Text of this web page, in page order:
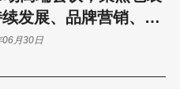
发展、品牌营销、跨
等热门话题！（下）
月30日